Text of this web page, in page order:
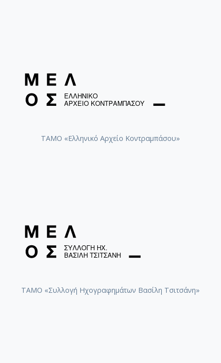
ΤΑΜΟ «Ελληνικό Αρχείο Κοντραμπάσου»
ΤΑΜΟ «Συλλογή Ηχογραφημάτων Βασίλη Τσιτσάνη»